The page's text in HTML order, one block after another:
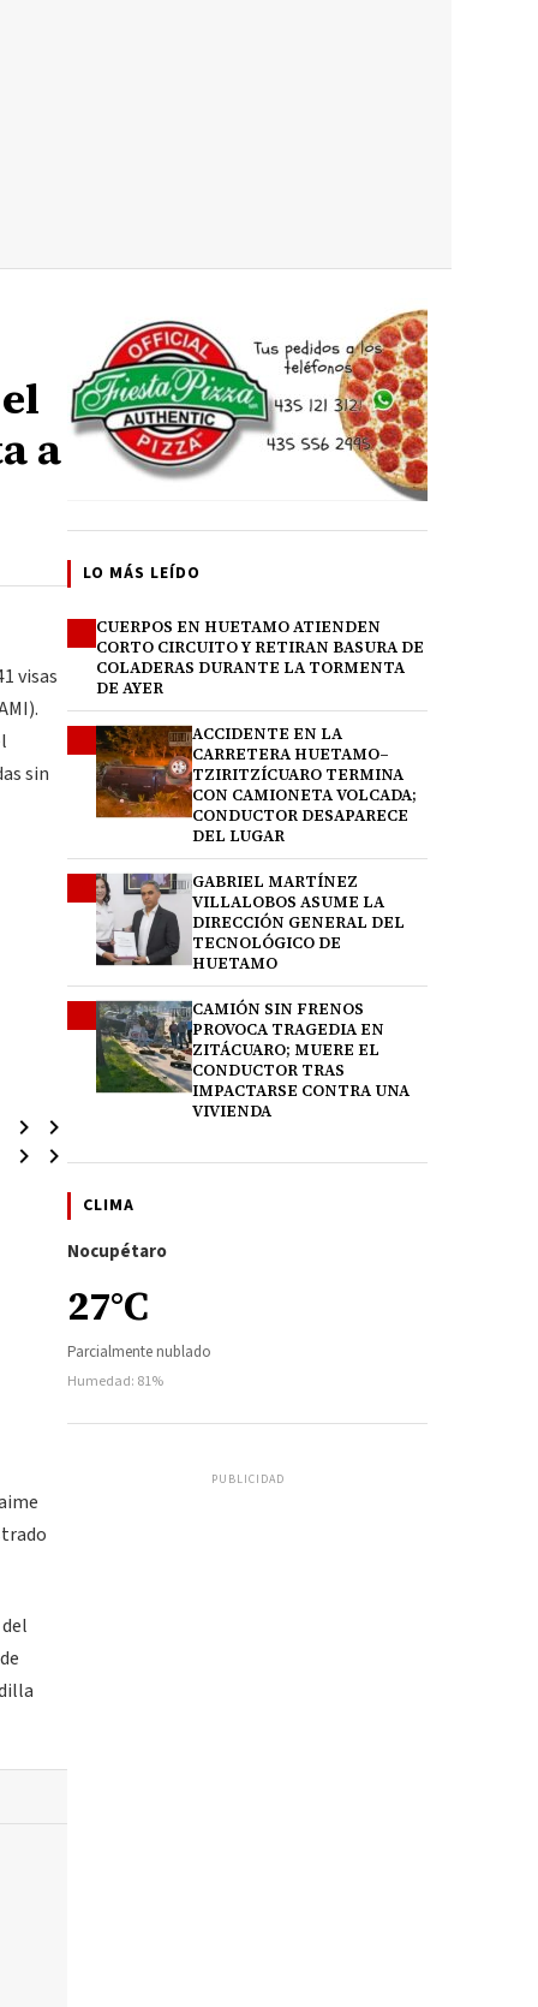
a
visas
sin
LO MÁS LEÍDO
CUERPOS EN HUETAMO ATIENDEN
CORTO CIRCUITO Y RETIRAN BASURA DE
COLADERAS DURANTE LA TORMENTA
DE AYER
ACCIDENTE EN LA
CARRETERA HUETAMO–
TZIRITZÍCUARO TERMINA
CON CAMIONETA VOLCADA;
CONDUCTOR DESAPARECE
DEL LUGAR
GABRIEL MARTÍNEZ
VILLALOBOS ASUME LA
DIRECCIÓN GENERAL DEL
TECNOLÓGICO DE
HUETAMO
CAMIÓN SIN FRENOS
PROVOCA TRAGEDIA EN
ZITÁCUARO; MUERE EL
CONDUCTOR TRAS
IMPACTARSE CONTRA UNA
VIVIENDA
CLIMA
Nocupétaro
27°C
Parcialmente nublado
Humedad: 81%
PUBLICIDAD